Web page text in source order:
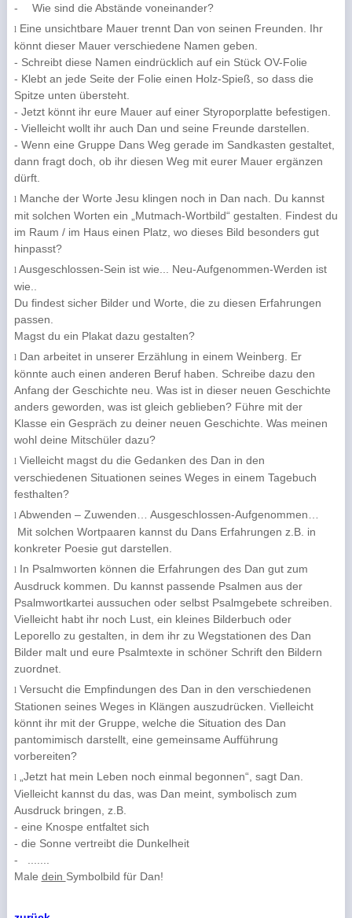
-
Wie sind die Abstände voneinander?
l
Eine unsichtbare Mauer trennt Dan von seinen Freunden. Ihr
könnt dieser Mauer verschiedene Namen geben.
- Schreibt diese Namen eindrücklich auf ein Stück OV-Folie
- Klebt an jede Seite der Folie einen Holz-Spieß, so dass die
Spitze unten übersteht.
- Jetzt könnt ihr eure Mauer auf einer Styroporplatte befestigen.
- Vielleicht wollt ihr auch Dan und seine Freunde darstellen.
- Wenn eine Gruppe Dans Weg gerade im Sandkasten gestaltet,
dann fragt doch, ob ihr diesen Weg mit eurer Mauer ergänzen
dürft.
l
Manche der Worte Jesu klingen noch in Dan nach. Du kannst
mit solchen Worten ein „Mutmach-Wortbild“ gestalten. Findest du
im Raum / im Haus einen Platz, wo dieses Bild besonders gut
hinpasst?
l Ausgeschlossen-Sein ist wie... Neu-Aufgenommen-Werden ist
wie..
Du findest sicher Bilder und Worte, die zu diesen Erfahrungen
passen.
Magst du ein Plakat dazu gestalten?
l
Dan arbeitet in unserer Erzählung in einem Weinberg. Er
könnte auch einen anderen Beruf haben. Schreibe dazu den
Anfang der Geschichte neu. Was ist in dieser neuen Geschichte
anders geworden, was ist gleich geblieben? Führe mit der
Klasse ein Gespräch zu deiner neuen Geschichte. Was meinen
wohl deine Mitschüler dazu?
l Vielleicht magst du die Gedanken des Dan in den
verschiedenen Situationen seines Weges in einem Tagebuch
festhalten?
l Abwenden – Zuwenden… Ausgeschlossen-Aufgenommen…
Mit solchen Wortpaaren kannst du Dans Erfahrungen z.B. in
konkreter Poesie gut darstellen.
l
In Psalmworten können die Erfahrungen des Dan gut zum
Ausdruck kommen. Du kannst passende Psalmen aus der
Psalmwortkartei aussuchen oder selbst Psalmgebete schreiben.
Vielleicht habt ihr noch Lust, ein kleines Bilderbuch oder
Leporello zu gestalten, in dem ihr zu Wegstationen des Dan
Bilder malt und eure Psalmtexte in schöner Schrift den Bildern
zuordnet.
l Versucht die Empfindungen des Dan in den verschiedenen
Stationen seines Weges in Klängen auszudrücken. Vielleicht
könnt ihr mit der Gruppe, welche die Situation des Dan
pantomimisch darstellt, eine gemeinsame Aufführung
vorbereiten?
l
„Jetzt hat mein Leben noch einmal begonnen“, sagt Dan.
Vielleicht kannst du das, was Dan meint, symbolisch zum
Ausdruck bringen, z.B.
- eine Knospe entfaltet sich
- die Sonne vertreibt die Dunkelheit
-
Male dein Symbolbild für Dan!